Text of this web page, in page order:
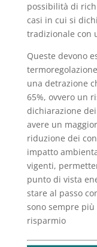
possibilità di
casi in cui si
tradizionale con
Queste devono
una detrazione
65%, ovvero un
dichiarazione
avere un
riduzione dei
impatto
vigenti,
punto di vista
stare al passo
sono sempre più
risparmio